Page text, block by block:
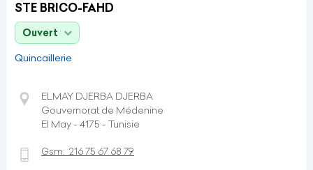
STE BRICO-FAHD
Ouvert
Quincaillerie
ELMAY DJERBA DJERBA
Gouvernorat de Médenine
El May - 4175 - Tunisie
Gsm: 216 75 67 68 79